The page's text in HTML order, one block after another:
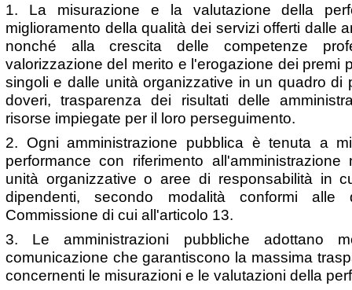
1. La misurazione e la valutazione della
miglioramento della qualità dei servizi offerti dalle
nonché alla crescita delle competenze
valorizzazione del merito e l'erogazione dei premi
singoli e dalle unità organizzative in un quadro di
doveri, trasparenza dei risultati delle
risorse impiegate per il loro perseguimento.
2. Ogni amministrazione pubblica è tenuta a
performance con riferimento
unità organizzative o aree di responsabilità in
dipendenti, secondo modalità conformi alle
Commissione di cui all'articolo 13.
3. Le amministrazioni pubbliche adottano
comunicazione che garantiscono la massima
concernenti le misurazioni e le valutazioni della